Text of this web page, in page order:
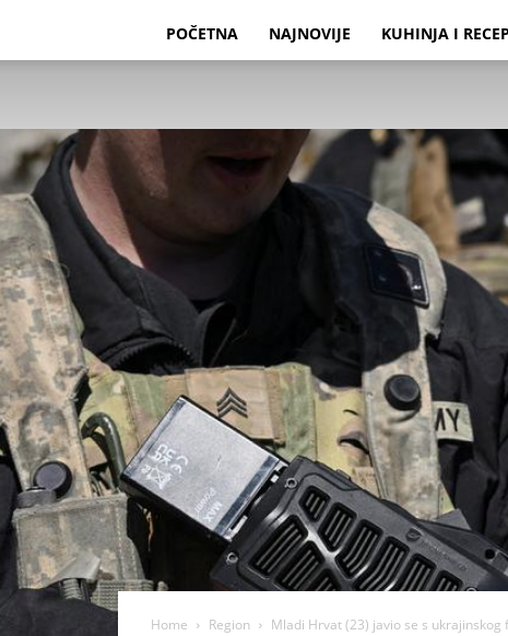
POČETNA NAJNOVIJE KUHINJA I
Home Region Mladi Hrvat (23) javio se s ukrajinskog